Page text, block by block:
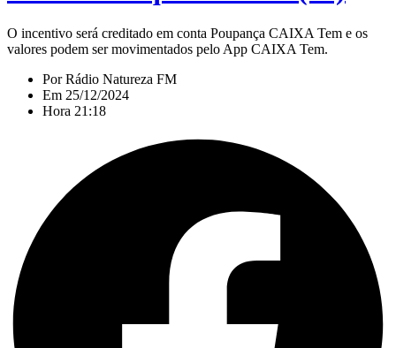
O incentivo será creditado em conta Poupança CAIXA Tem e os
valores podem ser movimentados pelo App CAIXA Tem.
PorRádio Natureza FM
Em 25/12/2024
Hora 21:18